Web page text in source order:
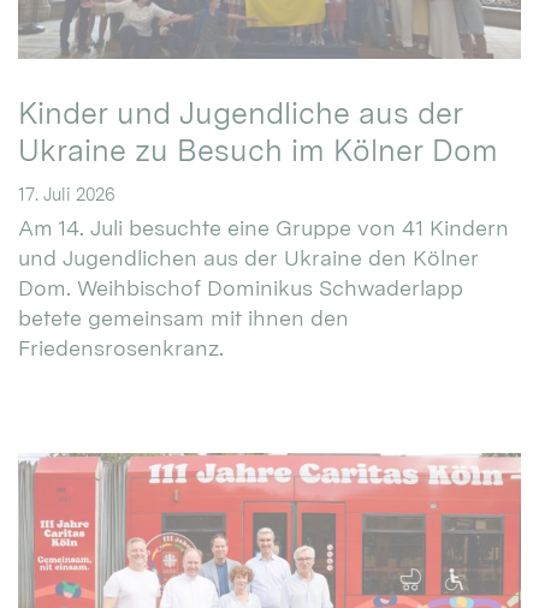
Kinder und Jugendliche aus der
Ukraine zu Besuch im Kölner Dom
17. Juli 2026
Am 14. Juli besuchte eine Gruppe von 41 Kindern
und Jugendlichen aus der Ukraine den Kölner
Dom. Weihbischof Dominikus Schwaderlapp
betete gemeinsam mit ihnen den
Friedensrosenkranz.